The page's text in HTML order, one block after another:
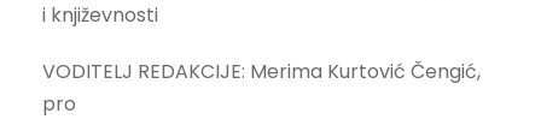
i književnosti
VODITELJ REDAKCIJE: Merima Kurtović Čengić,
pro